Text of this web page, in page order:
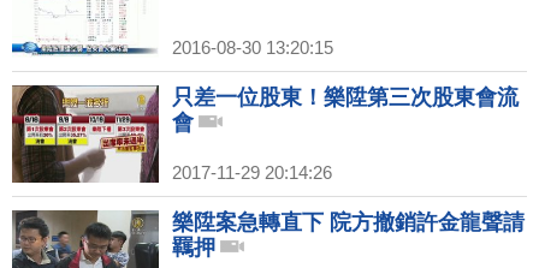
2016-08-30 13:20:15
只差一位股東！樂陞第三次股東會流
會
2017-11-29 20:14:26
樂陞案急轉直下 院方撤銷許金龍聲請
羈押